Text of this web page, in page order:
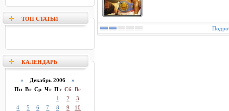
ТОП СТАТЬИ
КАЛЕНДАРЬ
« Декабрь 2006 »
Пн Вт Ср Чт Пт Сб Вс
1
2
3
4
5 6 7 8 9
10